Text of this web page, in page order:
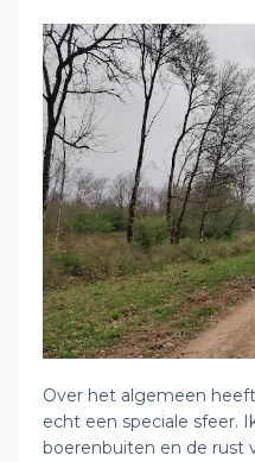
Over het algemeen
echt een speciale sfeer.
boerenbuiten en de rust